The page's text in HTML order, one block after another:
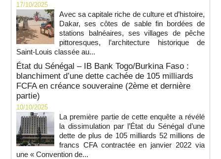
17/10/2025
Avec sa capitale riche de culture et d’histoire,
Dakar, ses côtes de sable fin bordées de
stations balnéaires, ses villages de pêche
pittoresques, l’architecture historique de
Saint-Louis classée au...
État du Sénégal – IB Bank Togo/Burkina Faso :
blanchiment d’une dette cachée de 105 milliards
FCFA en créance souveraine (2ème et dernière
partie)
10/10/2025
La première partie de cette enquête a révélé
la dissimulation par l’État du Sénégal d’une
dette de plus de 105 milliards 52 millions de
francs CFA contractée en janvier 2022 via
une « Convention de...